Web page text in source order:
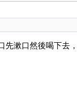
先漱口然後喝下去